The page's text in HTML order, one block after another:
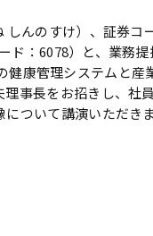
んのすけ）、証券コ
ド：6078）と、業務
健康管理システムと産
事長をお招きし、社
ついて講演いただきま